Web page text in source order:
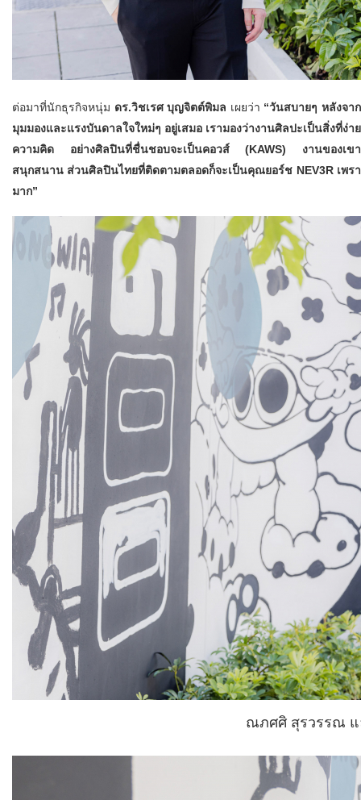
ต่อมาที่นักธุรกิจหนุ่ม ดร.วิชเรศ บุญจิตต์พิมล เผยว่า “วันสบายๆ หลังจา
มุมมองและแรงบันดาลใจใหม่ๆ อยู่เสมอ เรามองว่างานศิลปะเป็นสิ่งที่
ความคิด อย่างศิลปินที่ชื่นชอบจะเป็นคอวส์ (KAWS) งานของเขา
สนุกสนาน ส่วนศิลปินไทยที่ติดตามตลอดก็จะเป็นคุณยอร์ช NEV3R เพร
มาก”
ณภศศิ สุรวรรณ แ